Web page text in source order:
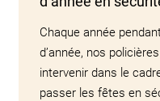
Chaque année
d’année, nos
intervenir dans le
passer les fêtes en